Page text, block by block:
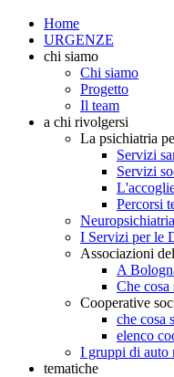
Home
URGENZE
chi siamo
Chi siamo
Progetto
Il team
a chi rivolgersi
La psichiatria
Servizi
Servizi
Percorsi
I Servizi per le
Associazioni
A
Che cosa
Cooperative
che cosa
elenco
I gruppi di auto
tematiche